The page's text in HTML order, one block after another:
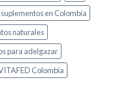
suplementos en Colombia
naturales
para adelgazar
Colombia